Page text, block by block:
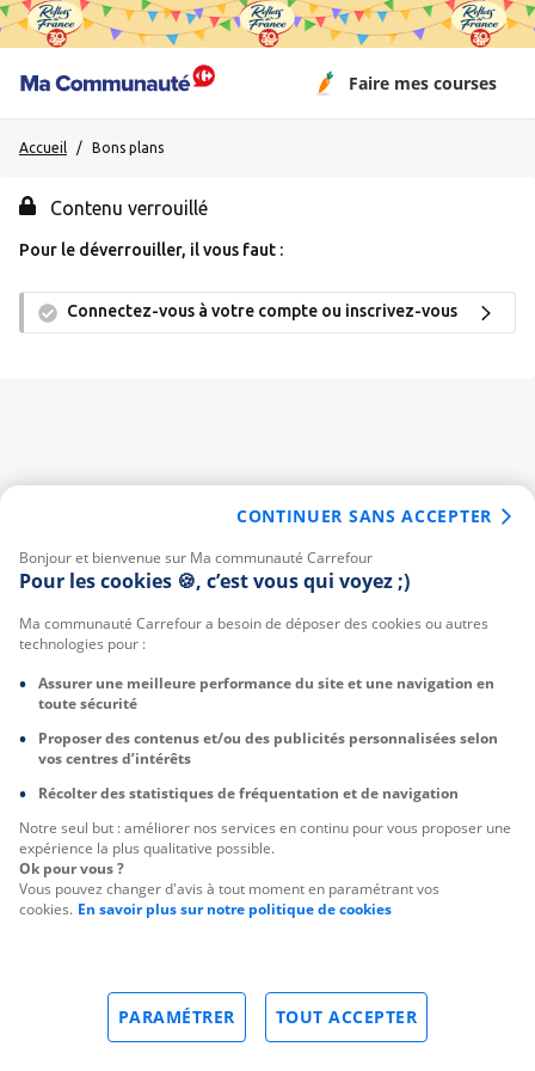
Faire mes courses
Invité
S'INFORMER
Act For Food
Club Carrefour
30 ans de Reflets de France
PARTICIPER
Rendez-vous clients
Accueil / Bons plans
Contenu verrouillé
Pour le déverrouiller, il vous faut :
Connectez-vous à votre compte ou inscrivez-vous
Accueil Moi Messagerie
Bonjour et bienvenue sur Ma communauté Carrefour
Pour les cookies 🍪, c’est vous qui voyez ;)
Ma communauté Carrefour a besoin de déposer des cookies ou autres
technologies pour :
Assurer une meilleure performance du site et une navigation en
toute sécurité
Proposer des contenus et/ou des publicités personnalisées selon
vos centres d’intérêts
Récolter des statistiques de fréquentation et de navigation
Notre seul but : améliorer nos services en continu pour vous proposer une
expérience la plus qualitative possible.
Ok pour vous ?
Vous pouvez changer d'avis à tout moment en paramétrant vos
cookies. En savoir plus sur notre politique de cookies
TOUT ACCEPTER
PARAMÉTRER
CONTINUER SANS ACCEPTER